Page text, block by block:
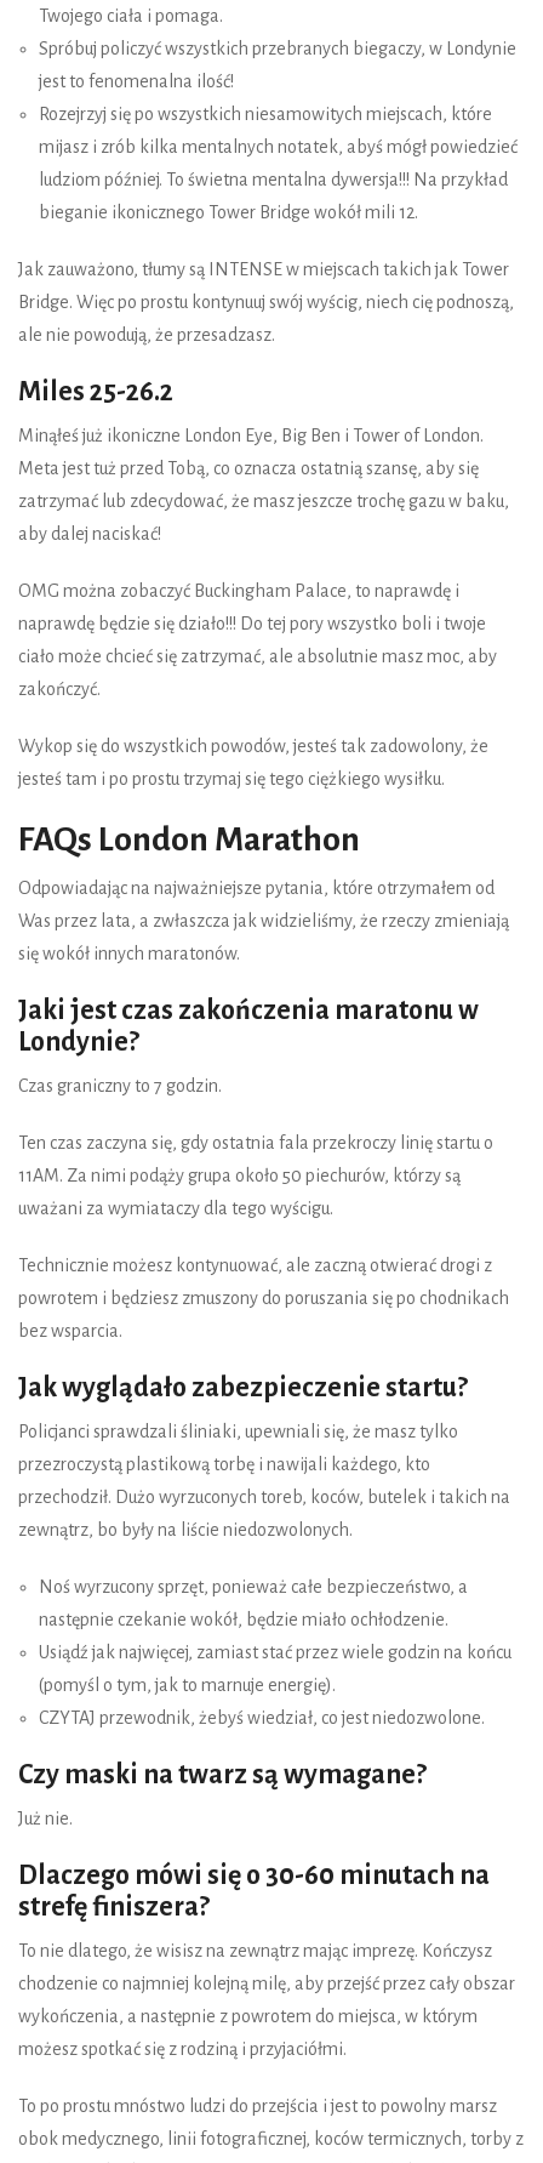
Twojego ciała i pomaga.
Spróbuj policzyć wszystkich przebranych biegaczy, w Londynie
jest to fenomenalna ilość!
Rozejrzyj się po wszystkich niesamowitych miejscach, które
mijasz i zrób kilka mentalnych notatek, abyś mógł powiedzieć
ludziom później. To świetna mentalna dywersja!!! Na przykład
bieganie ikonicznego Tower Bridge wokół mili 12.
Jak zauważono, tłumy są INTENSE w miejscach takich jak Tower
Bridge. Więc po prostu kontynuuj swój wyścig, niech cię podnoszą,
ale nie powodują, że przesadzasz.
Miles 25-26.2
Minąłeś już ikoniczne London Eye, Big Ben i Tower of London.
Meta jest tuż przed Tobą, co oznacza ostatnią szansę, aby się
zatrzymać lub zdecydować, że masz jeszcze trochę gazu w baku,
aby dalej naciskać!
OMG można zobaczyć Buckingham Palace, to naprawdę i
naprawdę będzie się działo!!! Do tej pory wszystko boli i twoje
ciało może chcieć się zatrzymać, ale absolutnie masz moc, aby
zakończyć.
Wykop się do wszystkich powodów, jesteś tak zadowolony, że
jesteś tam i po prostu trzymaj się tego ciężkiego wysiłku.
FAQs London Marathon
Odpowiadając na najważniejsze pytania, które otrzymałem od
Was przez lata, a zwłaszcza jak widzieliśmy, że rzeczy zmieniają
się wokół innych maratonów.
Jaki jest czas zakończenia maratonu w
Londynie?
Czas graniczny to 7 godzin.
Ten czas zaczyna się, gdy ostatnia fala przekroczy linię startu o
11AM. Za nimi podąży grupa około 50 piechurów, którzy są
uważani za wymiataczy dla tego wyścigu.
Technicznie możesz kontynuować, ale zaczną otwierać drogi z
powrotem i będziesz zmuszony do poruszania się po chodnikach
bez wsparcia.
Jak wyglądało zabezpieczenie startu?
Policjanci sprawdzali śliniaki, upewniali się, że masz tylko
przezroczystą plastikową torbę i nawijali każdego, kto
przechodził. Dużo wyrzuconych toreb, koców, butelek i takich na
zewnątrz, bo były na liście niedozwolonych.
Noś wyrzucony sprzęt, ponieważ całe bezpieczeństwo, a
następnie czekanie wokół, będzie miało ochłodzenie.
Usiądź jak najwięcej, zamiast stać przez wiele godzin na końcu
(pomyśl o tym, jak to marnuje energię).
CZYTAJ przewodnik, żebyś wiedział, co jest niedozwolone.
Czy maski na twarz są wymagane?
Już nie.
Dlaczego mówi się o 30-60 minutach na
strefę finiszera?
To nie dlatego, że wisisz na zewnątrz mając imprezę. Kończysz
chodzenie co najmniej kolejną milę, aby przejść przez cały obszar
wykończenia, a następnie z powrotem do miejsca, w którym
możesz spotkać się z rodziną i przyjaciółmi.
To po prostu mnóstwo ludzi do przejścia i jest to powolny marsz
obok medycznego, linii fotograficznej, koców termicznych, torby z